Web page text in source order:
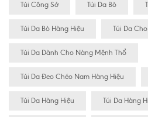
Túi Công Sở Túi Da Bò
Túi Da Bò Hàng Hiệu Túi Da
Túi Da Dành Cho Nàng Mệnh Thổ
Túi Da Đeo Chéo Nam Hàng Hiệu
Túi Da Hàng Hiệu Túi Da Hàng